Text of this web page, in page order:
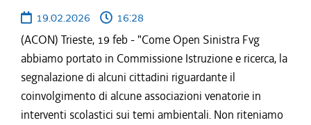
19.02.2026
16:28
(ACON) Trieste, 19 feb - "Come Open Sinistra Fvg
abbiamo portato in Commissione Istruzione e ricerca, la
segnalazione di alcuni cittadini riguardante il
coinvolgimento di alcune associazioni venatorie in
interventi scolastici sui temi ambientali. Non riteniamo